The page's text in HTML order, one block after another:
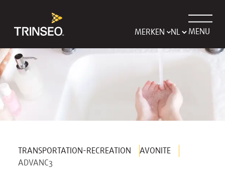
MERKEN MENU
TRANSPORTATION-RECREATION
AVONITE
ADVANC3